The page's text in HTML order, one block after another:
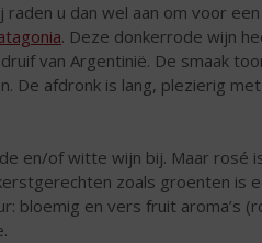
raden u dan wel aan om voor
. Deze donkerrode wijn
van Argentinië. De smaak
De afdronk is lang, plezierig
en/of witte wijn bij. Maar rosé
zoals groenten is
bloemig en vers fruit aroma’s